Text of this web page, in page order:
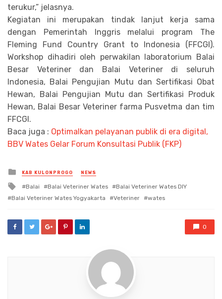
terukur,” jelasnya.
Kegiatan ini merupakan tindak lanjut kerja sama
dengan Pemerintah Inggris melalui program The
Fleming Fund Country Grant to Indonesia (FFCGI).
Workshop dihadiri oleh perwakilan laboratorium Balai
Besar Veteriner dan Balai Veteriner di seluruh
Indonesia, Balai Pengujian Mutu dan Sertifikasi Obat
Hewan, Balai Pengujian Mutu dan Sertifikasi Produk
Hewan, Balai Besar Veteriner farma Pusvetma dan tim
FFCGI.
Baca juga : Optimalkan pelayanan publik di era digital,
BBV Wates Gelar Forum Konsultasi Publik (FKP)
Posted
in
KAB KULONPROGO NEWS
Tagged
with
Balai Balai Veteriner Wates
Balai Veteriner Wates DIY
Balai Veteriner Wates Yogyakarta
Veteriner wates
0